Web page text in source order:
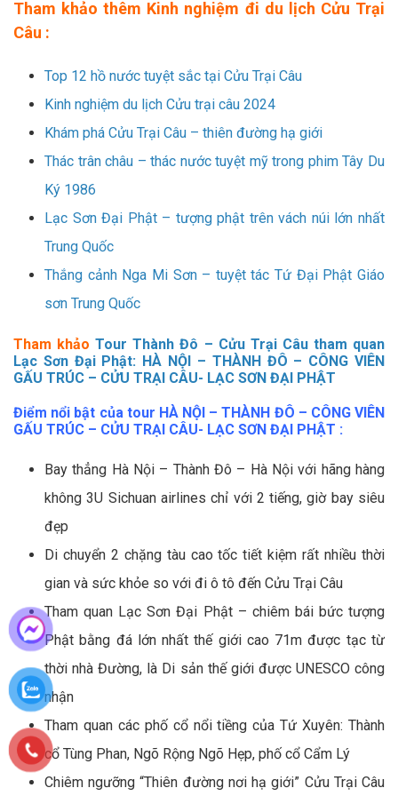
Tham khảo thêm Kinh nghiệm đi du lịch Cửu Trại
Câu :
Top 12 hồ nước tuyệt sắc tại Cửu Trại Câu
Kinh nghiệm du lịch Cửu trại câu 2024
Khám phá Cửu Trại Câu – thiên đường hạ giới
Thác trân châu – thác nước tuyệt mỹ trong phim Tây Du
Ký 1986
Lạc Sơn Đại Phật – tượng phật trên vách núi lớn nhất
Trung Quốc
Thắng cảnh Nga Mi Sơn – tuyệt tác Tứ Đại Phật Giáo
sơn Trung Quốc
Tham khảoTour Thành Đô – Cửu Trại Câu tham quan
Lạc Sơn Đại Phật: HÀ NỘI – THÀNH ĐÔ – CÔNG VIÊN
GẤU TRÚC – CỬU TRẠI CÂU- LẠC SƠN ĐẠI PHẬT
Điểm nổi bật của tour HÀ NỘI – THÀNH ĐÔ – CÔNG VIÊN
GẤU TRÚC – CỬU TRẠI CÂU- LẠC SƠN ĐẠI PHẬT :
Bay thẳng Hà Nội – Thành Đô – Hà Nội với hãng hàng
không 3U Sichuan airlines chỉ với 2 tiếng, giờ bay siêu
đẹp
Di chuyển 2 chặng tàu cao tốc tiết kiệm rất nhiều thời
gian và sức khỏe so với đi ô tô đến Cửu Trại Câu
Tham quan Lạc Sơn Đại Phật – chiêm bái bức tượng
Phật bằng đá lớn nhất thế giới cao 71m được tạc từ
thời nhà Đường, là Di sản thế giới được UNESCO công
nhận
Tham quan các phố cổ nổi tiềng của Tứ Xuyên: Thành
cổ Tùng Phan, Ngõ Rộng Ngõ Hẹp, phố cổ Cẩm Lý
Chiêm ngưỡng “Thiên đường nơi hạ giới” Cửu Trại Câu